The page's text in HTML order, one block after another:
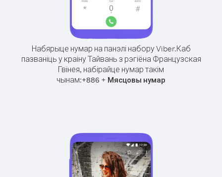
Набярыце нумар на панэлі набору Viber.Каб
пазваніць у краіну Тайвань з рэгіёна Французская
Гвінея, набірайце нумар такім
чынам:+886 + Мясцовы нумар